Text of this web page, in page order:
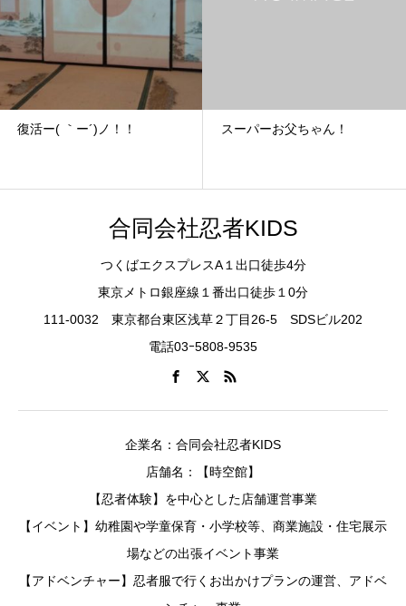
復活ー( ｀ー´)ノ！！ スーパーお父ちゃん！
合同会社忍者KIDS
つくばエクスプレスA１出口徒歩4分
東京メトロ銀座線１番出口徒歩１0分
111-0032 東京都台東区浅草２丁目26-5 SDSビル202
電話03ｰ5808-9535
企業名：合同会社忍者KIDS
店舗名：【時空館】
【忍者体験】を中心とした店舗運営事業
【イベント】幼稚園や学童保育・小学校等、商業施設・住宅展示
場などの出張イベント事業
【アドベンチャー】忍者服で行くお出かけプランの運営、アドベ